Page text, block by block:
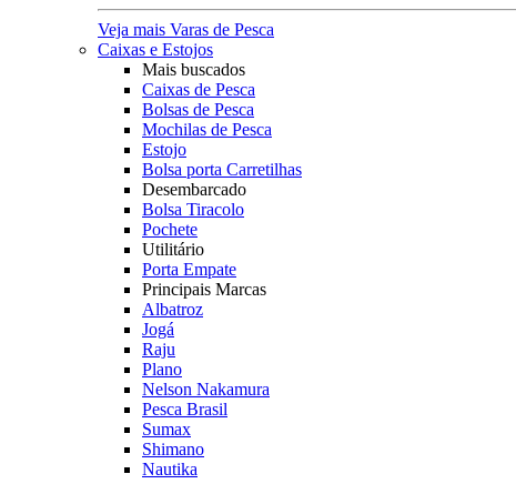
Veja mais Varas de Pesca
Caixas e Estojos
Mais buscados
Caixas de Pesca
Bolsas de Pesca
Mochilas de Pesca
Estojo
Bolsa porta Carretilhas
Desembarcado
Bolsa Tiracolo
Pochete
Utilitário
Porta Empate
Principais Marcas
Albatroz
Jogá
Raju
Plano
Nelson Nakamura
Pesca Brasil
Sumax
Shimano
Nautika